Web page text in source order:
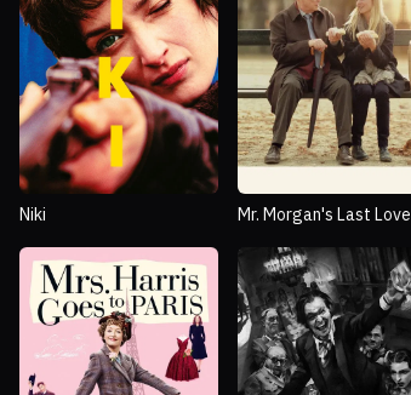
Niki Mr. Morgan's Last Love